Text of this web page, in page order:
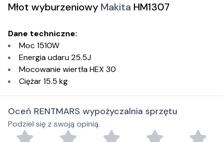
Młot wyburzeniowy Makita HM1307
Dane techniczne:
Moc 1510W
Energia udaru 25.5J
Mocowanie wiertła HEX 30
Ciężar 15.5 kg
Oceń RENTMARS wypożyczalnia sprzętu
Podziel się z swoją opinią.